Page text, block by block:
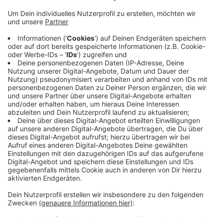
Spaziergang durch den Ortskern, sehen Sie jetzt das
über 100 Jahre alte Mauerwerk. Bald verschwindet
das Mauerwerk wieder hinter einem Baugerüst.
Arbeiter fangen dann an das Rathaus neu zu dämmen
und die Fassade neu zu verklinkern. Parallel beginnen
auch die Dacharbeiten. Bis zum Ende des Jahres sollen
Fassade, Dach und neue Fenster fertig sein.
Anzeige
Anzeige